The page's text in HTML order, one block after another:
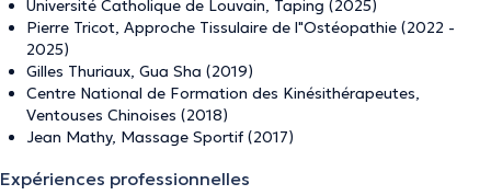
Université Catholique de Louvain, Taping (2025)
Pierre Tricot, Approche Tissulaire de l"Ostéopathie (2022 -
2025)
Gilles Thuriaux, Gua Sha (2019)
Centre National de Formation des Kinésithérapeutes,
Ventouses Chinoises (2018)
Jean Mathy, Massage Sportif (2017)
Expériences professionnelles